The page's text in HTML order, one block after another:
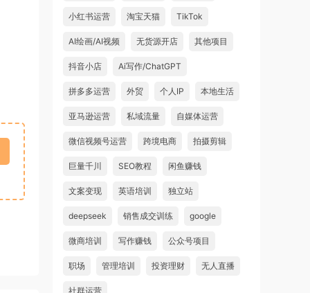
小红书运营 淘宝天猫 TikTok
AI绘画/AI视频 无货源开店 其他项目
抖音小店 Ai写作/ChatGPT
拼多多运营 外贸 个人IP 本地生活
亚马逊运营 私域流量 自媒体运营
微信视频号运营 跨境电商 拍摄剪辑
巨量千川 SEO教程 闲鱼赚钱
文案变现 英语培训 独立站
deepseek 销售成交训练 google
微商培训 写作赚钱 公众号项目
职场 管理培训 投资理财 无人直播
社群运营